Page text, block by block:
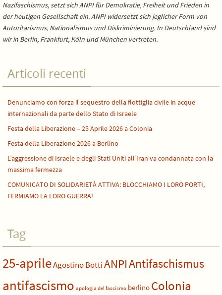
Nazifaschismus, setzt sich ANPI für Demokratie, Freiheit und Frieden in
der heutigen Gesellschaft ein. ANPI widersetzt sich jeglicher Form von
Autoritarismus, Nationalismus und Diskriminierung. In Deutschland sind
wir in Berlin, Frankfurt, Köln und München vertreten.
Articoli recenti
Denunciamo con forza il sequestro della flottiglia civile in acque
internazionali da parte dello Stato di Israele
Festa della Liberazione – 25 Aprile 2026 a Colonia
Festa della Liberazione 2026 a Berlino
L’aggressione di Israele e degli Stati Uniti all’Iran va condannata con la
massima fermezza
COMUNICATO DI SOLIDARIETÀ ATTIVA: BLOCCHIAMO I LORO PORTI,
FERMIAMO LA LORO GUERRA!
Tag
25-aprileAgostino BottiANPIAntifaschismus
antifascismo apologia del fascismo berlino Colonia